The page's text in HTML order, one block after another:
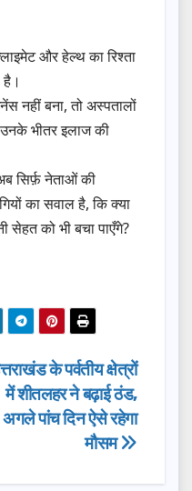
और हेल्थ का रिश्ता
है।
नहीं बना, तो अस्पतालों
उनके भीतर इलाज की
सिर्फ़ नेताओं की
का सवाल है, कि क्या
सेहत को भी बचा पाएँगे?
के पर्वतीय क्षेत्रों
में शीतलहर ने बढ़ाई ठंड,
अगले पांच दिन ऐसे रहेगा
मौसम